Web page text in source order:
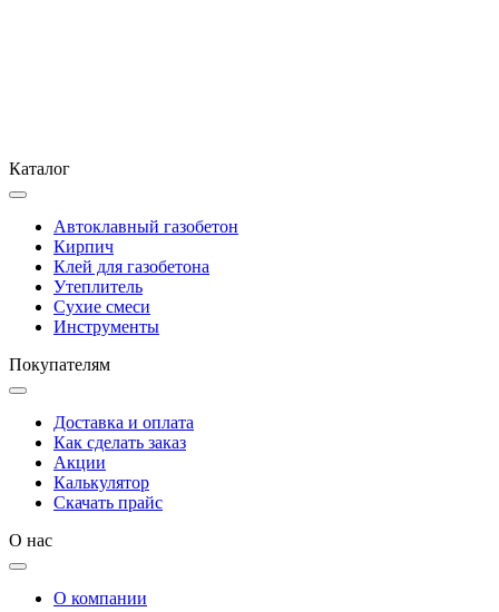
Каталог
Автоклавный газобетон
Кирпич
Клей для газобетона
Утеплитель
Сухие смеси
Инструменты
Покупателям
Доставка и оплата
Как сделать заказ
Акции
Калькулятор
Скачать прайс
О нас
О компании